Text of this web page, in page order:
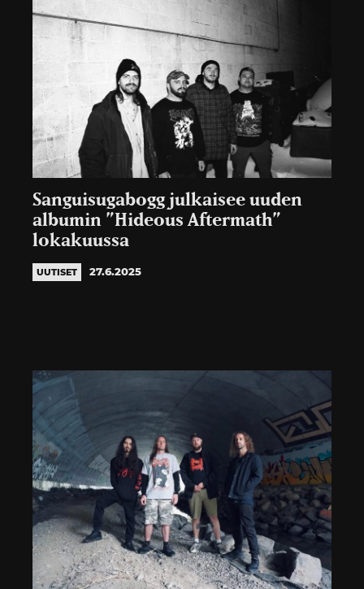
Sanguisugabogg julkaisee uuden
albumin ”Hideous Aftermath”
lokakuussa
UUTISET 27.6.2025